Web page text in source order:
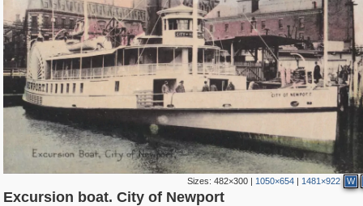
Sizes:482×300 | 1050×654 | 1481×922 W
Excursion boat. City of Newport
95,574 647